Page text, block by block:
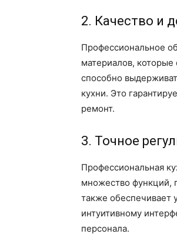
2. Качество и
Профессиональное
материалов,
способно
кухни. Это
ремонт.
3. Точное
Профессиональная
множество функций,
также обеспечивает
интуитивному
персонала.